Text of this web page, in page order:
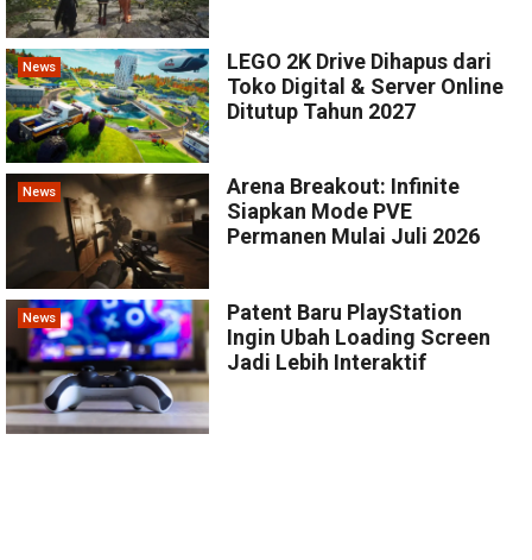
News
LEGO 2K Drive Dihapus dari
Toko Digital & Server Online
Ditutup Tahun 2027
News
Arena Breakout: Infinite
Siapkan Mode PVE
Permanen Mulai Juli 2026
News
Patent Baru PlayStation
Ingin Ubah Loading Screen
Jadi Lebih Interaktif